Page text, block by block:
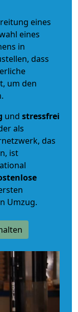
eines
eines
in
dass
um den
und stressfrei
als
das
ist
Umzug.